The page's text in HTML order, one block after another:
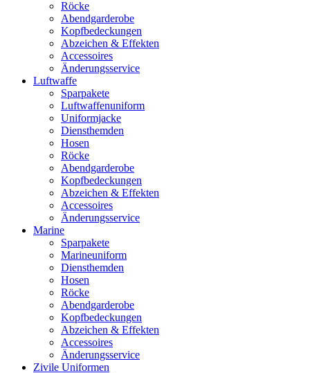
Röcke
Abendgarderobe
Kopfbedeckungen
Abzeichen & Effekten
Accessoires
Änderungsservice
Luftwaffe
Sparpakete
Luftwaffenuniform
Uniformjacke
Diensthemden
Hosen
Röcke
Abendgarderobe
Kopfbedeckungen
Abzeichen & Effekten
Accessoires
Änderungsservice
Marine
Sparpakete
Marineuniform
Diensthemden
Hosen
Röcke
Abendgarderobe
Kopfbedeckungen
Abzeichen & Effekten
Accessoires
Änderungsservice
Zivile Uniformen